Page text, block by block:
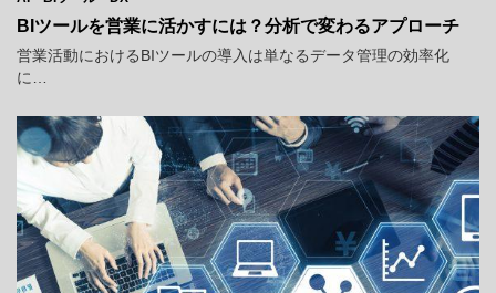
BIツールを営業に活かすには？分析で変わるアプローチ
営業活動におけるBIツールの導入は単なるデータ管理の効率化
に…